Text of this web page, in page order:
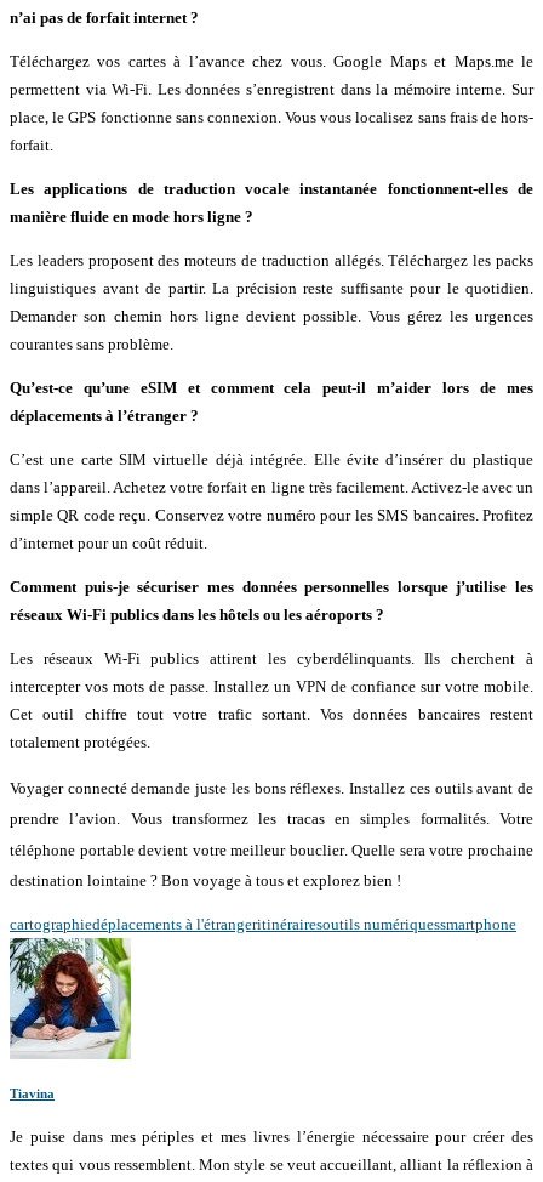
n’ai pas de forfait internet ?
Téléchargez vos cartes à l’avance chez vous. Google Maps et Maps.me le
permettent via Wi-Fi. Les données s’enregistrent dans la mémoire interne. Sur
place, le GPS fonctionne sans connexion. Vous vous localisez sans frais de hors-
forfait.
Les applications de traduction vocale instantanée fonctionnent-elles de
manière fluide en mode hors ligne ?
Les leaders proposent des moteurs de traduction allégés. Téléchargez les packs
linguistiques avant de partir. La précision reste suffisante pour le quotidien.
Demander son chemin hors ligne devient possible. Vous gérez les urgences
courantes sans problème.
Qu’est-ce qu’une eSIM et comment cela peut-il m’aider lors de mes
déplacements à l’étranger ?
C’est une carte SIM virtuelle déjà intégrée. Elle évite d’insérer du plastique
dans l’appareil. Achetez votre forfait en ligne très facilement. Activez-le avec un
simple QR code reçu. Conservez votre numéro pour les SMS bancaires. Profitez
d’internet pour un coût réduit.
Comment puis-je sécuriser mes données personnelles lorsque j’utilise les
réseaux Wi-Fi publics dans les hôtels ou les aéroports ?
Les réseaux Wi-Fi publics attirent les cyberdélinquants. Ils cherchent à
intercepter vos mots de passe. Installez un VPN de confiance sur votre mobile.
Cet outil chiffre tout votre trafic sortant. Vos données bancaires restent
totalement protégées.
Voyager connecté demande juste les bons réflexes. Installez ces outils avant de
prendre l’avion. Vous transformez les tracas en simples formalités. Votre
téléphone portable devient votre meilleur bouclier. Quelle sera votre prochaine
destination lointaine ? Bon voyage à tous et explorez bien !
cartographiedéplacements à l'étrangeritinérairesoutils numériquessmartphone
Tiavina
Je puise dans mes périples et mes livres l’énergie nécessaire pour créer des
textes qui vous ressemblent. Mon style se veut accueillant, alliant la réflexion à